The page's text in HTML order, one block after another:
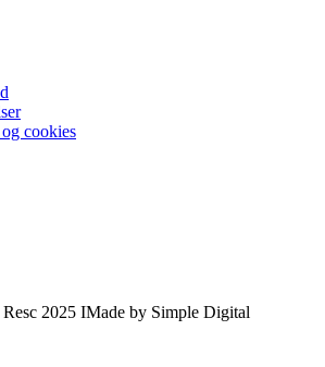
cookies
2025 IMade by Simple Digital